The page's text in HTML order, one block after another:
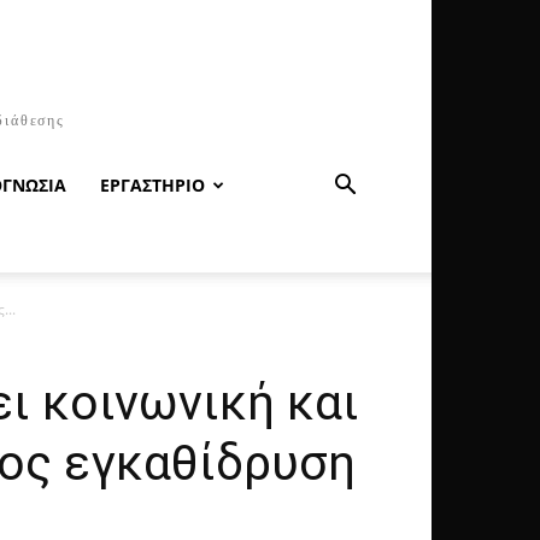
ΕΡΓΑΣΤΗΡΙΟ
κοινωνική και
εγκαθίδρυση